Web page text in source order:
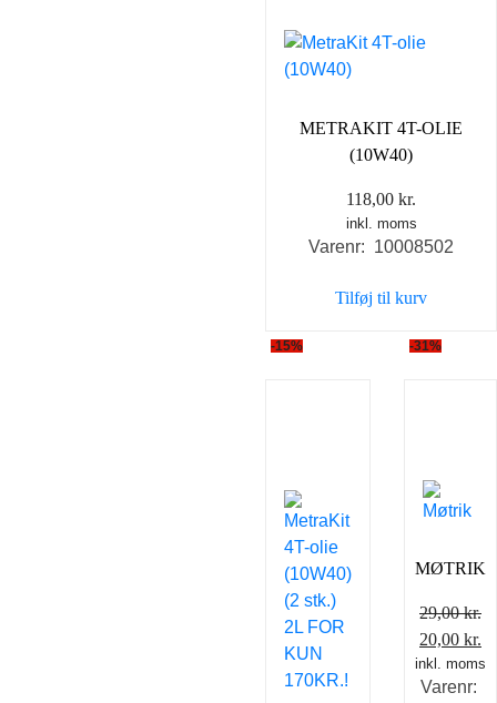
METRAKIT 4T-OLIE
(10W40)
118,00 kr.
inkl. moms
Varenr: 10008502
Tilføj til kurv
-15% -31%
MØTRIK
29,00kr.
Den
pris
20,00 kr.
inkl. moms
Varenr: